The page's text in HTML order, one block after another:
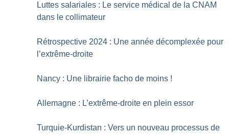
Luttes salariales : Le service médical de la CNAM
dans le collimateur
Rétrospective 2024 : Une année décomplexée pour
l’extrême-droite
Nancy : Une librairie facho de moins !
Allemagne : L’extrême-droite en plein essor
Turquie-Kurdistan : Vers un nouveau processus de